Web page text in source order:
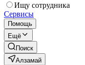
Ищу сотрудника
Сервисы
Помощь
Ещё
Поиск
Алзамай